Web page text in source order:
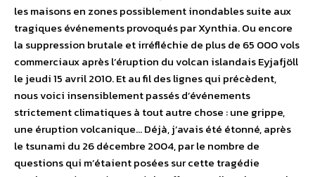
les maisons en zones possiblement inondables suite aux
tragiques événements provoqués par Xynthia. Ou encore
la suppression brutale et irréfléchie de plus de 65 000 vols
commerciaux après l’éruption du volcan islandais Eyjafjöll
le jeudi 15 avril 2010. Et au fil des lignes qui précèdent,
nous voici insensiblement passés d’événements
strictement climatiques à tout autre chose : une grippe,
une éruption volcanique… Déjà, j’avais été étonné, après
le tsunami du 26 décembre 2004, par le nombre de
questions qui m’étaient posées sur cette tragédie